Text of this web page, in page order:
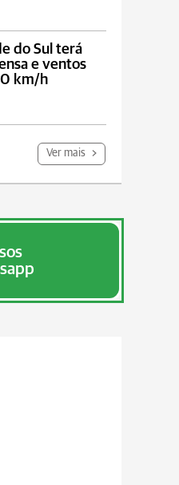
do Sul terá
e ventos
km/h
Ver mais